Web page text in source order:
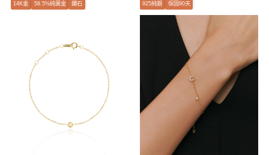
14K金 58.5%純黃金 鑽石 925純銀 保固90天